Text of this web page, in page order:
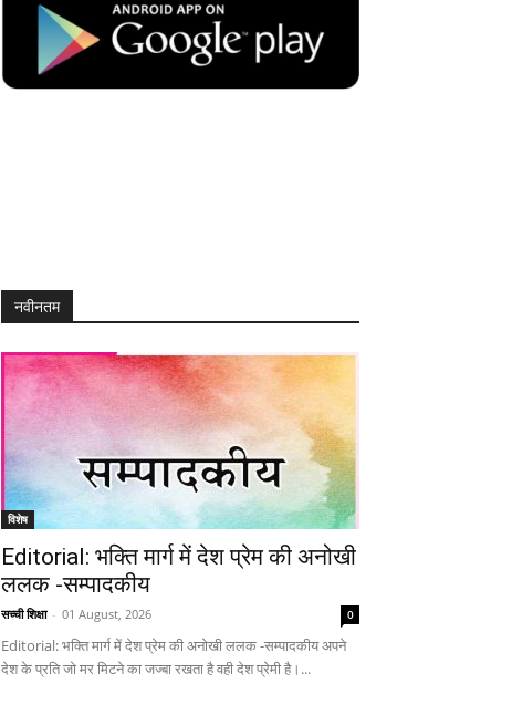
नवीनतम
विशेष
Editorial: भक्ति मार्ग में देश प्रेम की अनोखी
ललक -सम्पादकीय
सच्ची शिक्षा - 01 August, 2026 0
Editorial: भक्ति मार्ग में देश प्रेम की अनोखी ललक -सम्पादकीय अपने
देश के प्रति जो मर मिटने का जज्बा रखता है वही देश प्रेमी है।...